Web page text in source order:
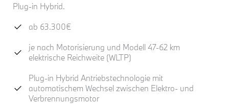
Plug-in Hybrid.
ab 63.300€
je nach Motorisierung und Modell 47-62 km
elektrische Reichweite (WLTP)
Plug-in Hybrid Antriebstechnologie mit
automatischem Wechsel zwischen Elektro- und
Verbrennungsmotor